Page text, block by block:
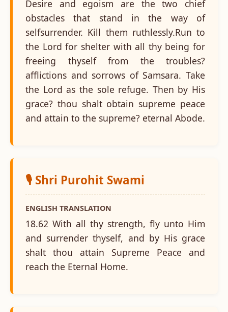
Desire and egoism are the two chief
obstacles that stand in the way of
selfsurrender. Kill them ruthlessly.Run to
the Lord for shelter with all thy being for
freeing thyself from the troubles?
afflictions and sorrows of Samsara. Take
the Lord as the sole refuge. Then by His
grace? thou shalt obtain supreme peace
and attain to the supreme? eternal Abode.
🎙️ Shri Purohit Swami
ENGLISH TRANSLATION
18.62 With all thy strength, fly unto Him
and surrender thyself, and by His grace
shalt thou attain Supreme Peace and
reach the Eternal Home.